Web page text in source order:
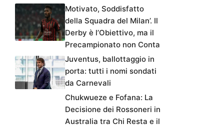
Motivato, Soddisfatto
della Squadra del Milan’. Il
Derby è l’Obiettivo, ma il
Precampionato non Conta
Juventus, ballottaggio in
porta: tutti i nomi sondati
da Carnevali
Chukwueze e Fofana: La
Decisione dei Rossoneri in
Australia tra Chi Resta e il